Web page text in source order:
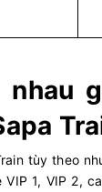
nhau
tùy theo
VIP 1, VIP 2,